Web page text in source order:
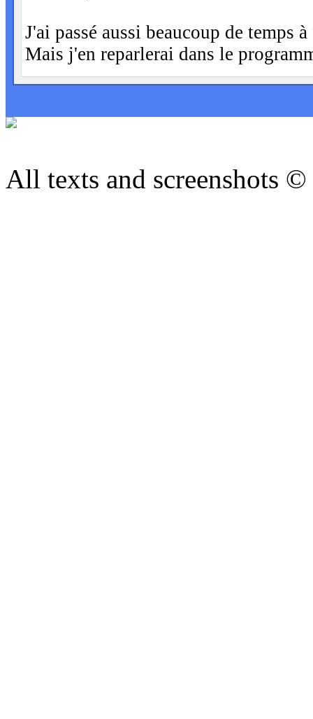
J'ai passé aussi beaucoup de temps
Mais j'en reparlerai dans le
All texts and screenshots